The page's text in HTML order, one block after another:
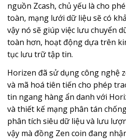
nguồn Zcash, chủ yếu là cho
toàn, mạng lưới dữ liệu sẽ có
vậy nó sẽ giúp việc lưu chuyển
toàn hơn, hoạt động dựa trên
tục lưu trữ tập tin.
Horizen đã sử dụng công nghệ
và mã hoá tiên tiến cho phép
tin ngang hàng ẩn danh với
và thiết kế mạng phân tán
phân tích siêu dữ liệu và lưu
vậy mà đồng Zen coin đang